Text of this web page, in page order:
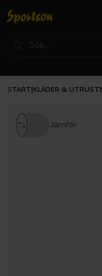
START KLÄDER &
Jämför